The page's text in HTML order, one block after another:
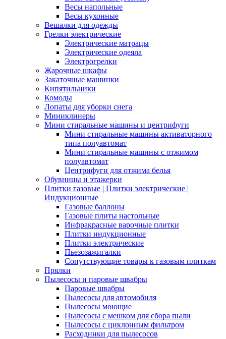
Весы напольные
Весы кухонные
Вешалки для одежды
Грелки электрические
Электрические матрацы
Электрические одеяла
Электрогрелки
Жарочные шкафы
Закаточные машинки
Кипятильники
Комоды
Лопаты для уборки снега
Миниклинеры
Мини стиральные машины и центрифуги
Мини стиральные машины активаторного
типа полуавтомат
Мини стиральные машины с отжимом
полуавтомат
Центрифуги для отжима белья
Обувницы и этажерки
Плитки газовые | Плитки электрические |
Индукционные
Газовые баллоны
Газовые плиты настольные
Инфракрасные варочные плитки
Плитки индукционные
Плитки электрические
Пьезозажигалки
Сопутствующие товары к газовым плиткам
Прялки
Пылесосы и паровые швабры
Паровые швабры
Пылесосы для автомобиля
Пылесосы моющие
Пылесосы с мешком для сбора пыли
Пылесосы с циклонным фильтром
Расходники для пылесосов